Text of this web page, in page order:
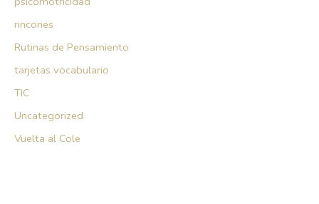
rincones
Rutinas de Pensamiento
tarjetas vocabulario
TIC
Uncategorized
Vuelta al Cole